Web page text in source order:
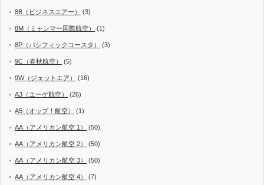
8B（ビジネスエアー） (3)
8M（ミャンマー国際航空） (1)
8P（パシフィックコースタ） (3)
9C（春秋航空） (5)
9W（ジェットエア） (16)
A3（エーゲ航空） (26)
A5（オップ！航空） (1)
AA（アメリカン航空 1） (50)
AA（アメリカン航空 2） (50)
AA（アメリカン航空 3） (50)
AA（アメリカン航空 4） (7)